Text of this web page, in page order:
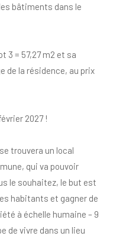
bâtiments dans le
3 = 57,27 m2 et sa
de la résidence, au prix
2027 !
trouvera un local
qui va pouvoir
le souhaitez, le but est
habitants et gagner de
à échelle humaine – 9
de vivre dans un lieu